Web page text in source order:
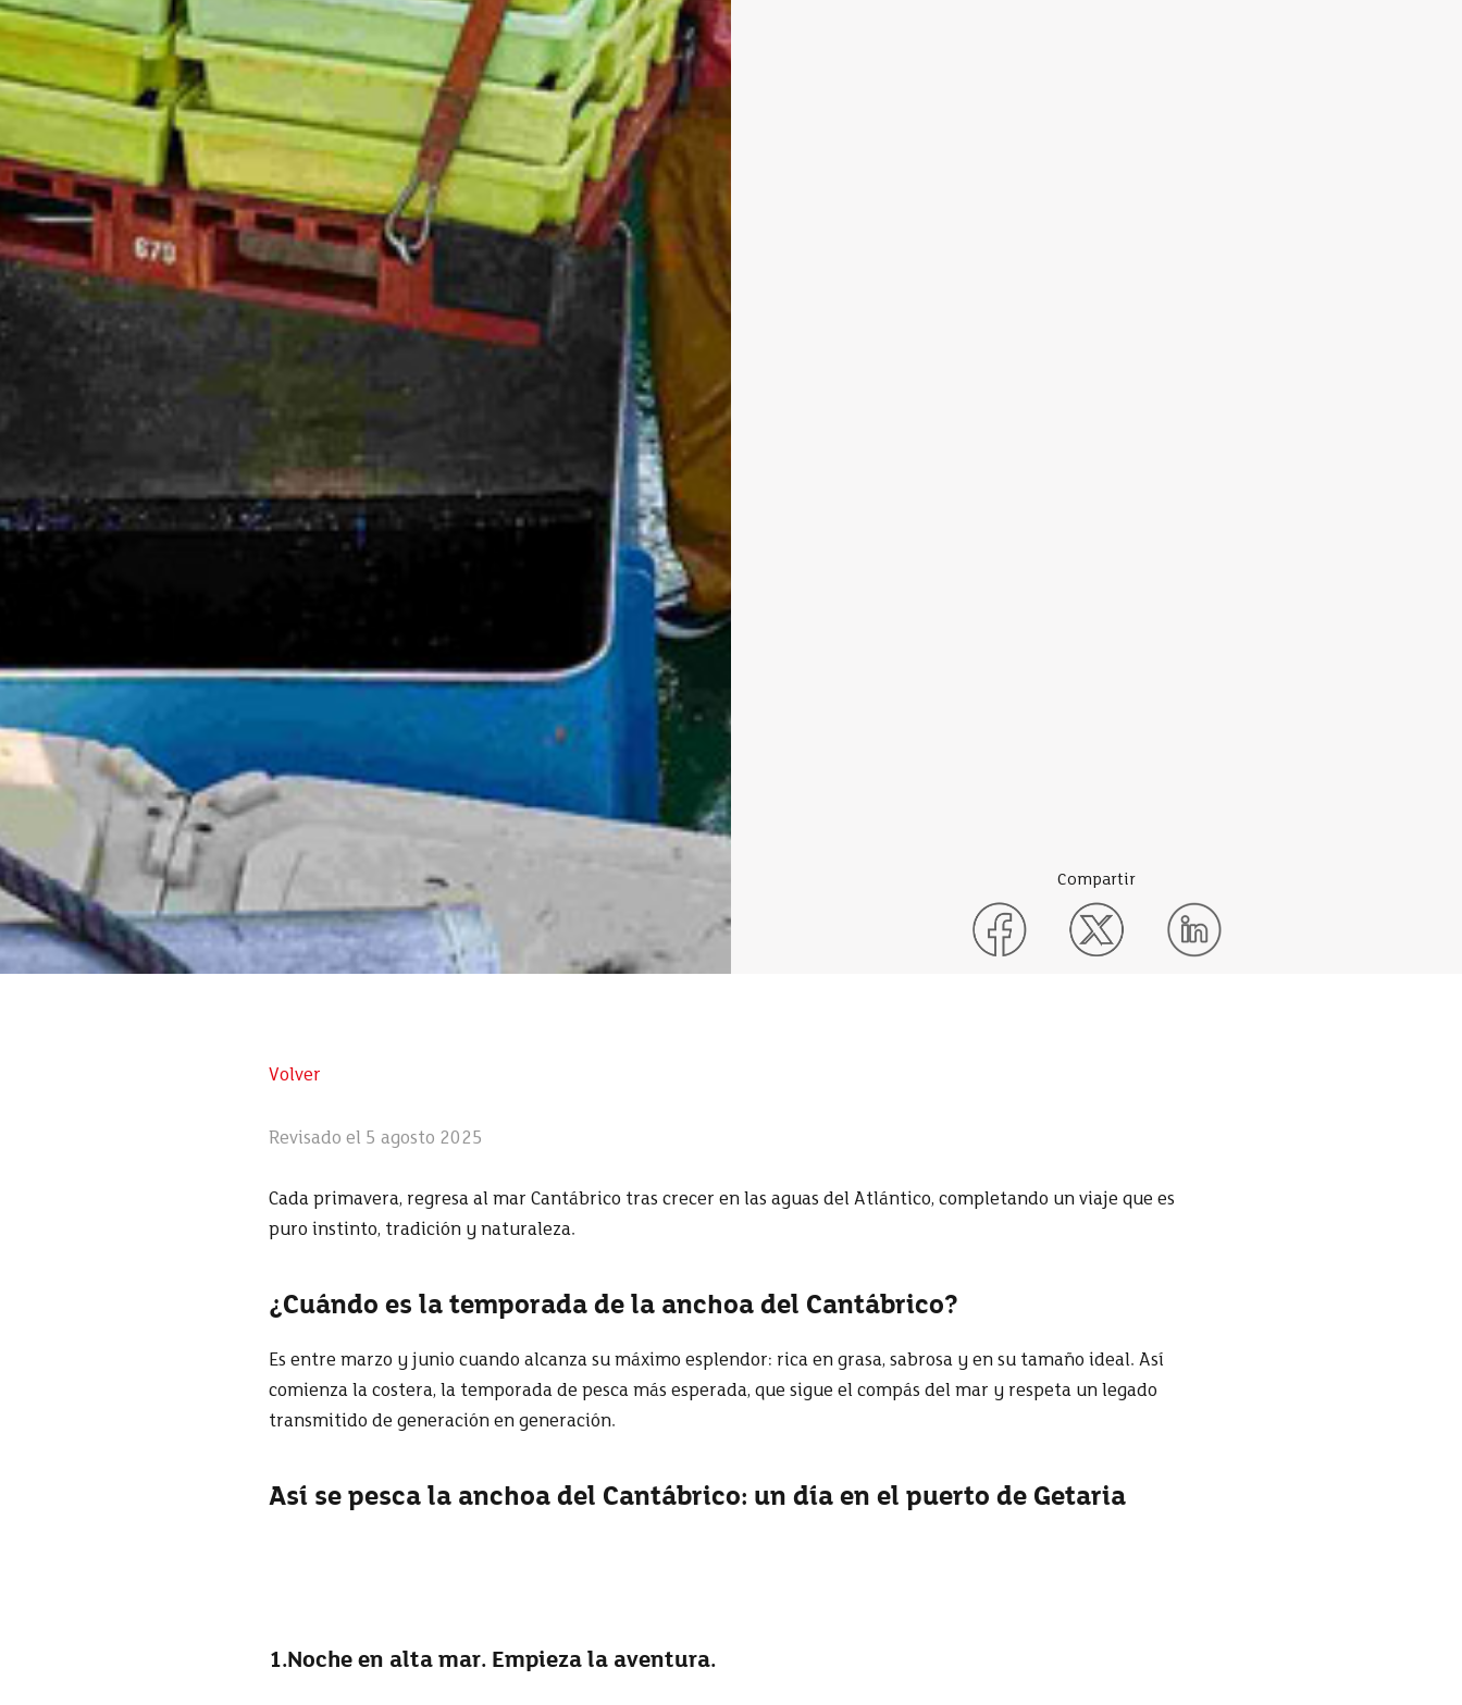
Compartir
Volver
Revisado el 5 agosto 2025
Cada primavera, regresa al mar Cantábrico tras crecer en las aguas del Atlántico, completando un viaje que es
puro instinto, tradición y naturaleza.
¿Cuándo es la temporada de la anchoa del Cantábrico?
Es entre marzo y junio cuando alcanza su máximo esplendor: rica en grasa, sabrosa y en su tamaño ideal. Así
comienza la costera, la temporada de pesca más esperada, que sigue el compás del mar y respeta un legado
transmitido de generación en generación.
Así se pesca la anchoa del Cantábrico: un día en el puerto de Getaria
1.Noche en alta mar. Empieza la aventura.